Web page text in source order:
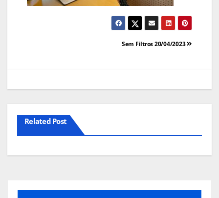
Sem Filtros 20/04/2023
Related Post